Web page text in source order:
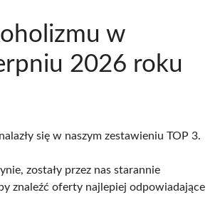
w
2026 roku
się w naszym zestawieniu TOP 3.
zostały przez nas starannie
znaleźć oferty najlepiej odpowiadające